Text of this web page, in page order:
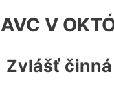
V
Zvlášť činná